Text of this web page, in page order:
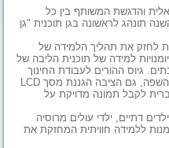
והדגשת המשותף בין כל
תונהג לראשונה בגן תוכנית "גן
לחזק את תהליך הלמידה של
למידה של תוכנית הליבה של
גיוס ההורים לעבודת החינוך
בגן, למרות שרבים מהם אינם שולטים בשפה העברית, הוא אחד מההישגים של הגננת. כדי להתגבר על מחסום השפה, גם הציבה הגננת מסך LCD
לקבל תמונה מדויקת על
דתיים, ילדי עולים מרוסיה
ללמידה חוויתית המחזקת את